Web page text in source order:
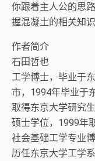
你跟着主人公的思
握混凝土的相关知
作者简介
石田哲也
工学博士，毕业于
市，1994年毕业于
取得东京大学研究
硕士学位，1999年
社会基础工学专业博
历任东京大学工学